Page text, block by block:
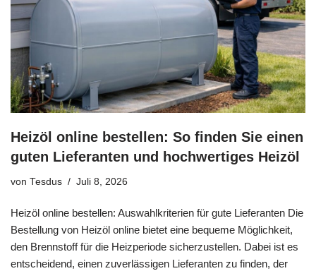
Heizöl online bestellen: So finden Sie einen
guten Lieferanten und hochwertiges Heizöl
von Tesdus Juli 8, 2026
Heizöl online bestellen: Auswahlkriterien für gute Lieferanten Die
Bestellung von Heizöl online bietet eine bequeme Möglichkeit,
den Brennstoff für die Heizperiode sicherzustellen. Dabei ist es
entscheidend, einen zuverlässigen Lieferanten zu finden, der